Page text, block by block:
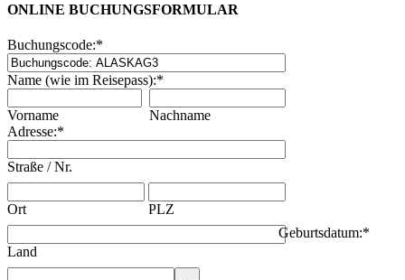
ONLINE BUCHUNGSFORMULAR
Buchungscode:*
Name (wie im Reisepass):*
Vorname
Nachname
Adresse:*
Straße / Nr.
Ort PLZ
Land
Geburtsdatum:*